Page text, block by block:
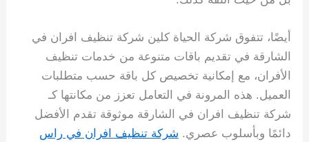
أيضًا، تتفوق شركة الحياة كلين شركة تنظيف افران في
الشارقة في تقديم باقات متنوعة من خدمات تنظيف
الأفران، مع إمكانية تخصيص كل باقة حسب متطلبات
العميل. هذه المرونة في التعامل تعزز من مكانتها كـ
شركة تنظيف افران في الشارقة موثوقة تقدم الأفضل
دائمًا وبأسلوب عصري. شركة تنظيف افران في راس